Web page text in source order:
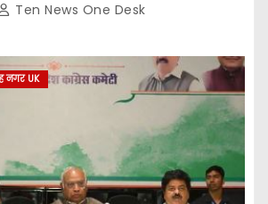
Ten News One Desk
नगर UK